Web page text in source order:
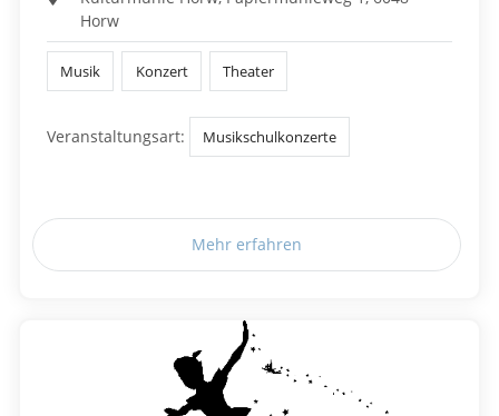
Horw
Musik Konzert Theater
Veranstaltungsart: Musikschulkonzerte
Mehr erfahren